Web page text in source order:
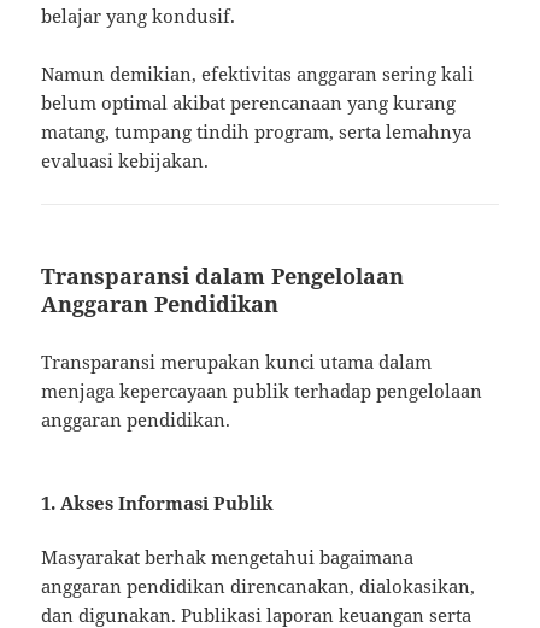
belajar yang kondusif.
Namun demikian, efektivitas anggaran sering kali
belum optimal akibat perencanaan yang kurang
matang, tumpang tindih program, serta lemahnya
evaluasi kebijakan.
Transparansi dalam Pengelolaan
Anggaran Pendidikan
Transparansi merupakan kunci utama dalam
menjaga kepercayaan publik terhadap pengelolaan
anggaran pendidikan.
1. Akses Informasi Publik
Masyarakat berhak mengetahui bagaimana
anggaran pendidikan direncanakan, dialokasikan,
dan digunakan. Publikasi laporan keuangan serta